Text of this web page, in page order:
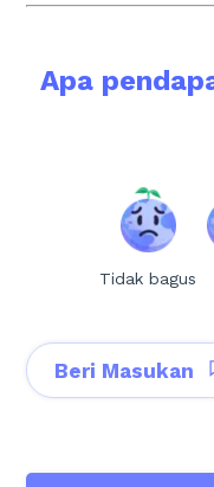
Apa
Tidak bagus
Beri Masukan